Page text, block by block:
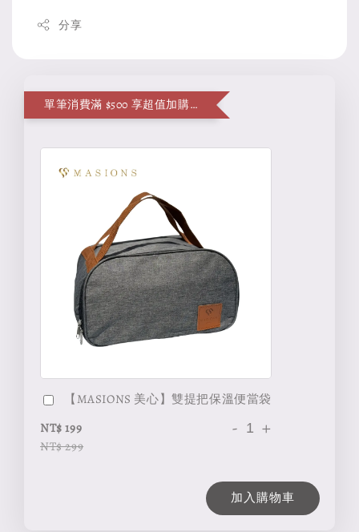
分享
單筆消費滿 $500 享超值加購便當袋
【MASIONS 美心】雙提把保溫便當袋
NT$ 199
NT$ 299
- +
加入購物車